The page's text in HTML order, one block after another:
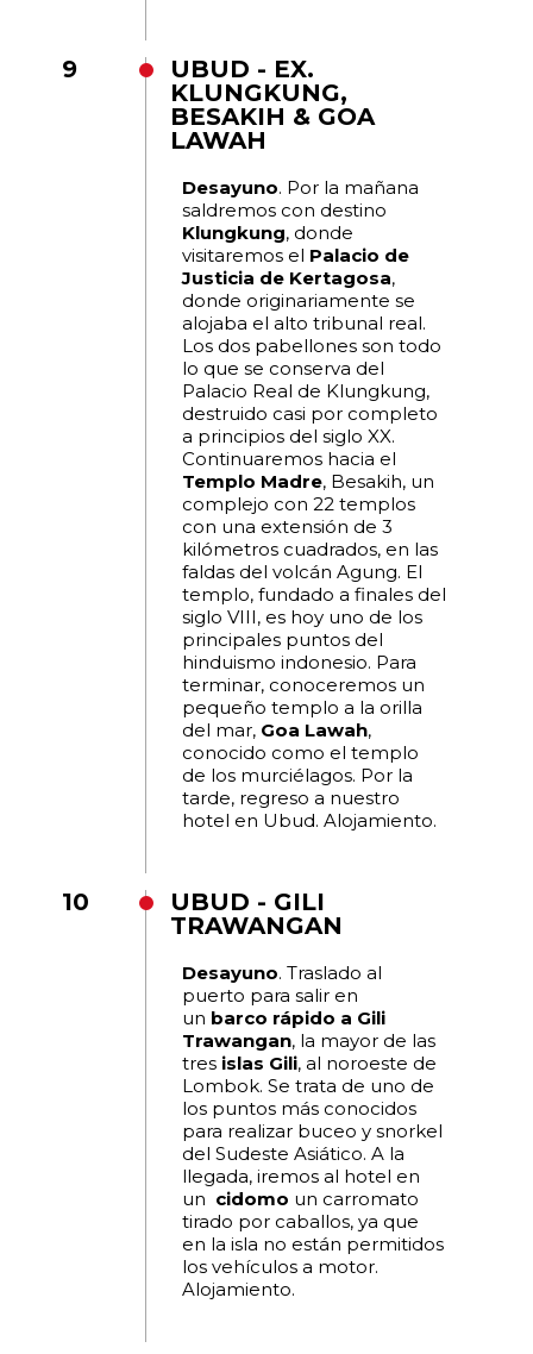
9
UBUD - EX.
KLUNGKUNG,
BESAKIH & GOA
LAWAH
Desayuno. Por la mañana
saldremos con destino
Klungkung, donde
visitaremos el Palacio de
Justicia de Kertagosa,
donde originariamente se
alojaba el alto tribunal real.
Los dos pabellones son todo
lo que se conserva del
Palacio Real de Klungkung,
destruido casi por completo
a principios del siglo XX.
Continuaremos hacia el
Templo Madre, Besakih, un
complejo con 22 templos
con una extensión de 3
kilómetros cuadrados, en las
faldas del volcán Agung. El
templo, fundado a finales del
siglo VIII, es hoy uno de los
principales puntos del
hinduismo indonesio. Para
terminar, conoceremos un
pequeño templo a la orilla
del mar, Goa Lawah,
conocido como el templo
de los murciélagos. Por la
tarde, regreso a nuestro
hotel en Ubud. Alojamiento.
10
UBUD - GILI
TRAWANGAN
Desayuno. Traslado al
puerto para salir en
un barco rápido a Gili
Trawangan, la mayor de las
tres islas Gili, al noroeste de
Lombok. Se trata de uno de
los puntos más conocidos
para realizar buceo y snorkel
del Sudeste Asiático. A la
llegada, iremos al hotel en
un cidomo un carromato
tirado por caballos, ya que
en la isla no están permitidos
los vehículos a motor.
Alojamiento.